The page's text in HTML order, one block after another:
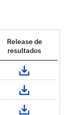
Release de
resultados